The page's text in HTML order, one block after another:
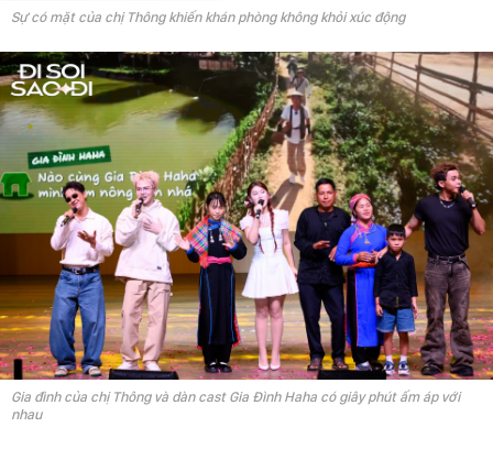
Sự có mặt của chị Thông khiến khán phòng không khỏi xúc động
Gia đình của chị Thông và dàn cast Gia Đình Haha có giây phút ấm áp với
nhau